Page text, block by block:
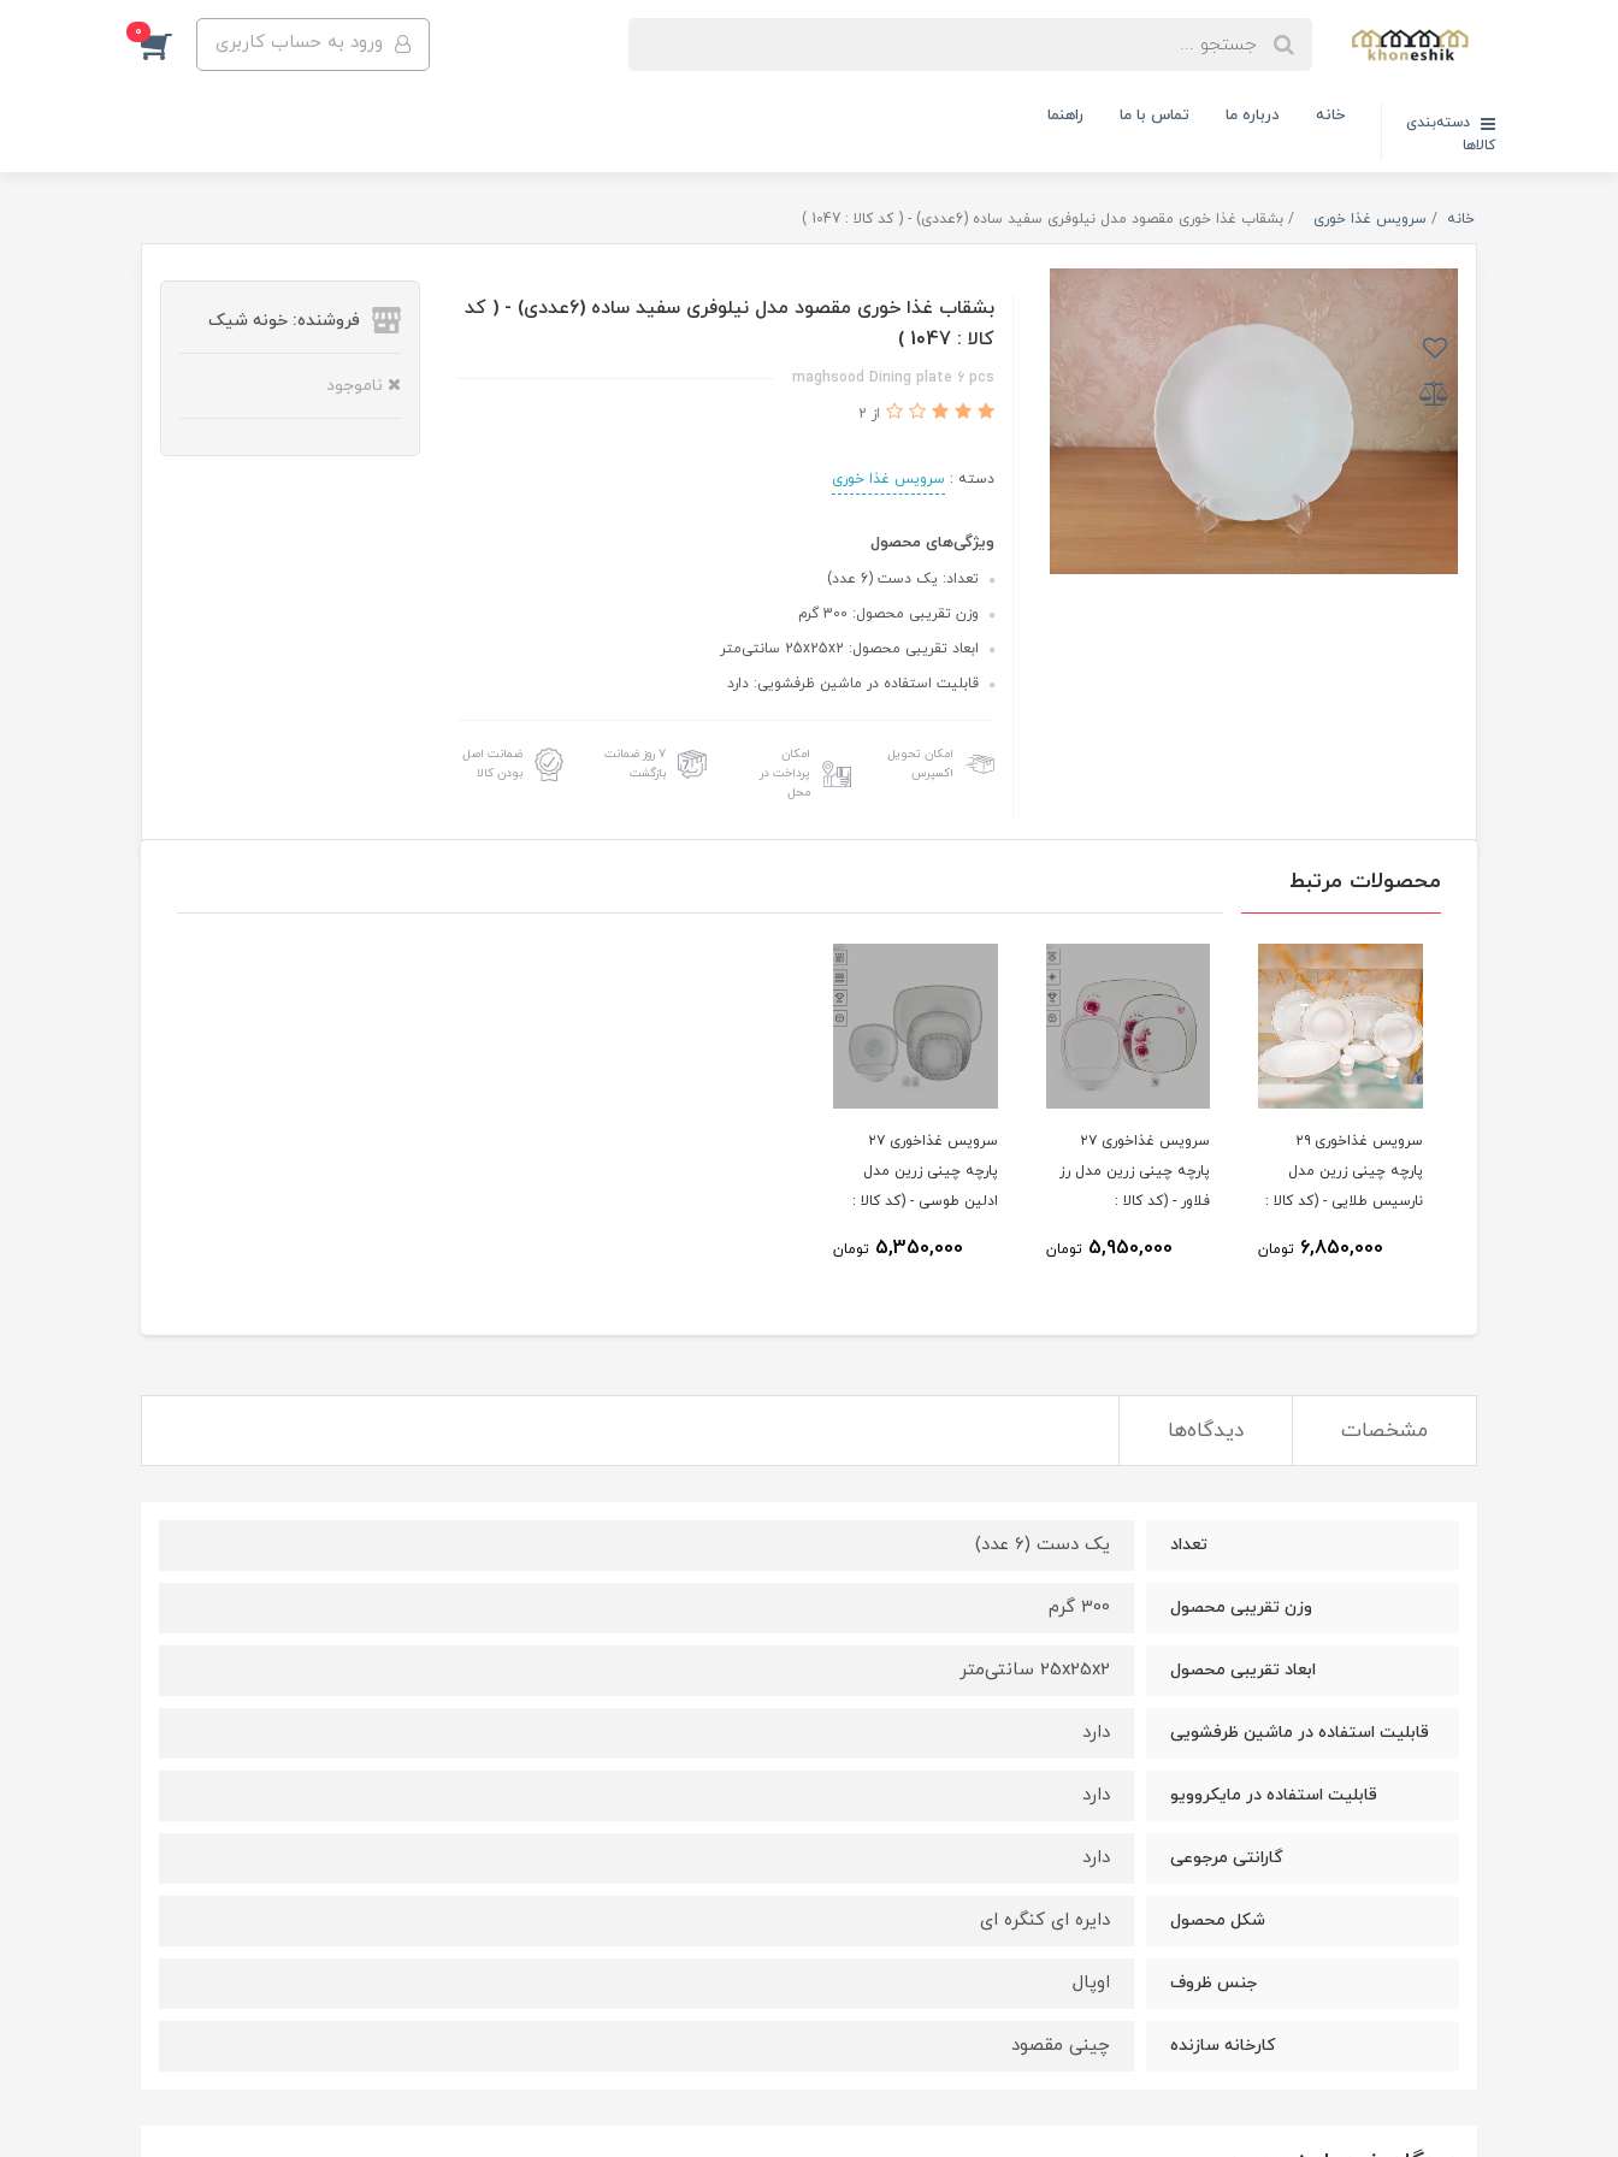
ورود به حساب کاربری 0
دسته‌بندی
کالاها
خانه درباره ما تماس با ما راهنما
خانه سرویس غذا خوری بشقاب غذا خوری مقصود مدل نیلوفری سفید ساده (6عددی) - ( کد کالا : 1047 )
بشقاب غذا خوری مقصود مدل نیلوفری سفید ساده (6عددی) - ( کد
کالا : 1047 )
maghsood Dining plate 6 pcs
از 2
دسته : سرویس غذا خوری
ویژگی‌های محصول
تعداد: یک دست (6 عدد)
وزن تقریبی محصول: 300 گرم
ابعاد تقریبی محصول: 25x25x2 سانتی‌متر
قابلیت استفاده در ماشین ظرفشویی: دارد
امکان تحویل
اکسپرس
امکان
پرداخت در
محل
۷ روز ضمانت
بازگشت
ضمانت اصل
بودن کالا
فروشنده: خونه شیک
ناموجود
محصولات مرتبط
سرویس غذاخوری ۲۹
پارچه چینی زرین مدل
نارسیس طلایی - (کد کالا :
6,850,000 تومان
سرویس غذاخوری ۲۷
پارچه چینی زرین مدل رز
فلاور - (کد کالا :
5,950,000 تومان
سرویس غذاخوری ۲۷
پارچه چینی زرین مدل
ادلین طوسی - (کد کالا :
5,350,000 تومان
مشخصات دیدگاه‌ها
تعداد یک دست (6 عدد)
وزن تقریبی محصول 300 گرم
ابعاد تقریبی محصول 25x25x2 سانتی‌متر
قابلیت استفاده در ماشین ظرفشویی دارد
قابلیت استفاده در مایکروویو دارد
گارانتی مرجوعی دارد
شکل محصول دایره ای کنگره ای
جنس ظروف اوپال
کارخانه سازنده چینی مقصود